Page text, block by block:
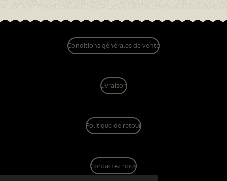
Conditions générales de vente
Livraison
Politique de retour
Contactez nous